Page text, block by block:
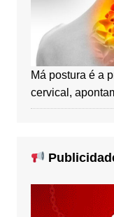
Má postura é a
cervical,